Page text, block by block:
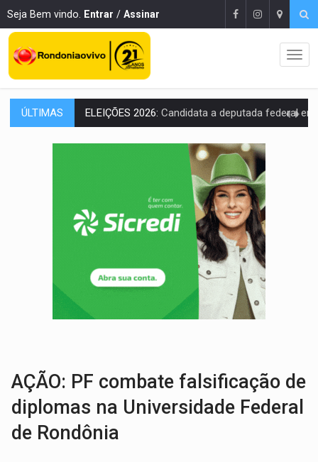
Seja Bem vindo. Entrar / Assinar
ÚLTIMAS VÍDEO:Casal de garimpeiros é preso com mercúrio em estepe,
EDUCAÇÃO BÁSICA:Ideb avança nos anos iniciais do ensino
Com as novidades na corrida ao Senado as contas
Disputa entre PCC e CV deixa dez mortos em cinco
IMUNIZAÇÃO: Prefeitura inicia campanha de multivacinação para crianças
Draco faz operação para prender faccionados que atacaram
TRAFICANTE PRESO: Operação Brasil Contra o Crime apreende quase meia
SUPER EL NIÑO: Trabalho inédito vai garantir água potável para
AÇÃO: PF combate falsificação de
diplomas na Universidade Federal
de Rondônia